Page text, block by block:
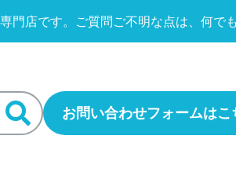
門店です。 ご質問ご不明な点は、何で
お問い合わせフォームはこ